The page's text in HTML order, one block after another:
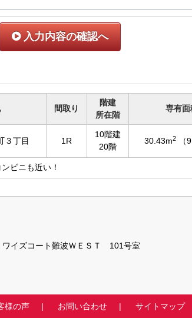
入力内容の確認へ
間取り
階建
所在階
専有面
３丁目 1R
10階建
20階
30.43m2 （
ビニも近い！
ワイズコート難波ＷＥＳＴ 101号室
様の声 お問い合わせ サイトマップ